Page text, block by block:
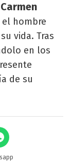
Carmen
hombre
vida. Tras
en los
de su